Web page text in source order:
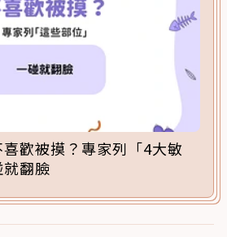
歡被摸？專家列「4大敏
翻臉